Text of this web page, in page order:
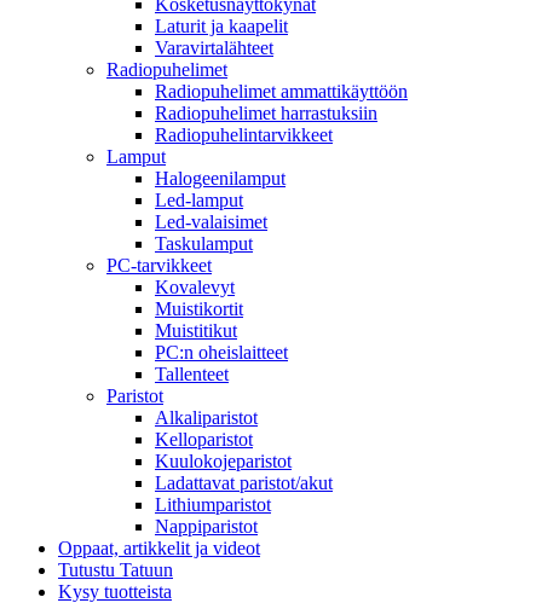
Kosketusnäyttökynät
Laturit ja kaapelit
Varavirtalähteet
Radiopuhelimet
Radiopuhelimet ammattikäyttöön
Radiopuhelimet harrastuksiin
Radiopuhelintarvikkeet
Lamput
Halogeenilamput
Led-lamput
Led-valaisimet
Taskulamput
PC-tarvikkeet
Kovalevyt
Muistikortit
Muistitikut
PC:n oheislaitteet
Tallenteet
Paristot
Alkaliparistot
Kelloparistot
Kuulokojeparistot
Ladattavat paristot/akut
Lithiumparistot
Nappiparistot
Oppaat, artikkelit ja videot
Tutustu Tatuun
Kysy tuotteista